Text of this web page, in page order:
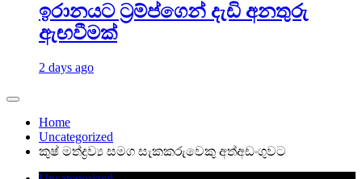
ඉරානයට ට්‍රම්ප්ගෙන් දැඩි අනතුරු
ඇඟවීමක්
2 days ago
Home
Uncategorized
කුෂ් මත්ද්‍රව්‍ය සමග සැකකරුවෙකු අත්අඩංගුවට